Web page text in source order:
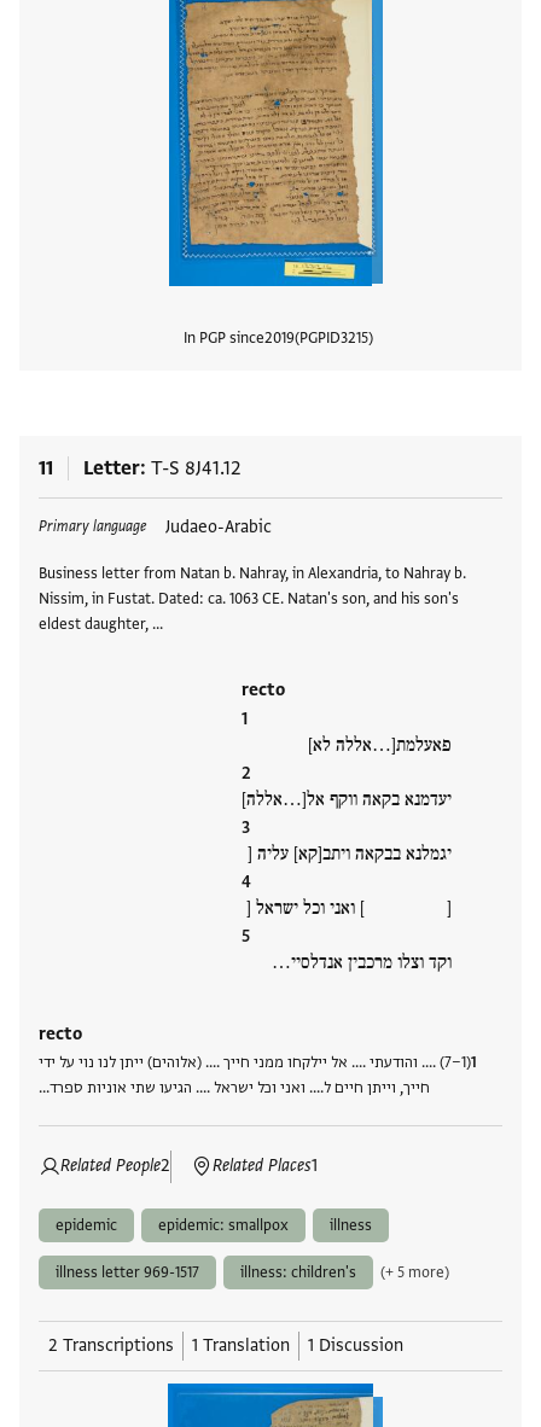
In PGP since2019 PGPID3215
11 Letter T-S 8J41.12
Primary language Judaeo-Arabic
Business letter from Natan b. Nahray, in Alexandria, to Nahray b.
Nissim, in Fustat. Dated: ca. 1063 CE. Natan's son, and his son's
eldest daughter, …
recto
פאעלמת[…אללה לא]
יעדמנא בקאה ווקף אל[…אללה]
יגמלנא בבקאה ויתב[קא] עליה [
[ ] ואני וכל ישראל [
וקד וצלו מרכבין אנדלסיי…
recto
(7−1) .... והודעתי .... אל יילקחו ממני חייך .... (אלוהים) ייתן לנו נוי על ידי
חייך, וייתן חיים ל.... ואני וכל ישראל .... הגיעו שתי אוניות ספרד…
Related People2 Related Places1
Tags
epidemic epidemic: smallpox illness
illness letter 969-1517 illness: children's (+ 5 more)
2 Transcriptions 1 Translation 1 Discussion